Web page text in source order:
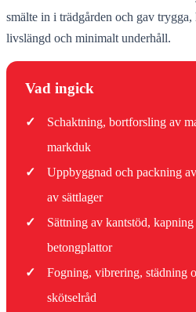
smälte in i trädgården och gav
livslängd och minimalt underhåll.
Vad ingick
✓
Schaktning, bortforsling av
markduk
✓
Uppbyggnad och packning
av sättlager
✓
Sättning av kantstöd,
betongplattor
✓
Fogning, vibrering, städning
skötselråd